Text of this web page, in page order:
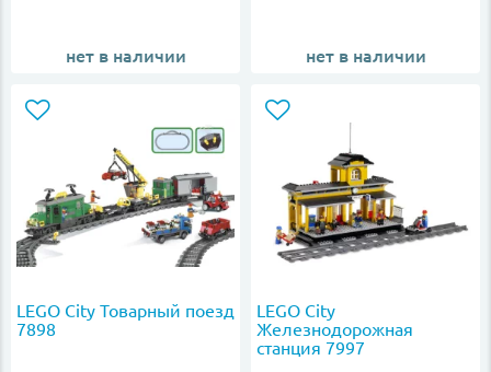
нет в наличии нет в наличии
LEGO City Товарный поезд
7898
LEGO City
Железнодорожная
станция 7997